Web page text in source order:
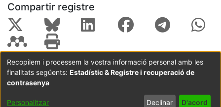
Compartir registre
Coordinació:CRAI UB Avís legal
Metadades
subjectes a:
Configuració
de cookies
privadesa
Recopilem i processem la vostra informació personal amb les
finalitats següents: Estadístic & Registre i recuperació de
contrasenya
Personalitzar Declinar D'acord